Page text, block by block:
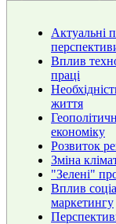
Актуальні
Вплив
праці
життя
економіку
Розвиток
Зміна
"Зелені"
Вплив
маркетингу